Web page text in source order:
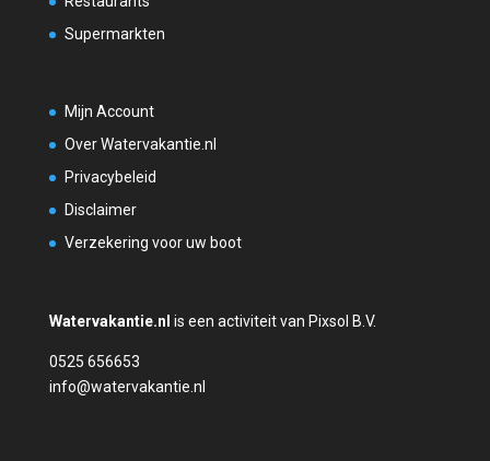
Supermarkten
Mijn Account
Over Watervakantie.nl
Privacybeleid
Disclaimer
Verzekering voor uw boot
Watervakantie.nl is een activiteit van Pixsol B.V.
0525 656653
info@watervakantie.nl